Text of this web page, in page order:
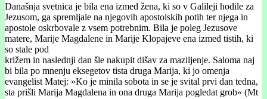
Današnja svetnica je bila ena izmed žena, ki so v Galileji hodile za
Jezusom, ga spremljale na njegovih apostolskih potih ter njega in
apostole oskrbovale z vsem potrebnim. Bila je poleg Jezusove
matere, Marije Magdalene in Marije Klopajeve ena izmed tistih, ki
so stale pod
križem in naslednji dan šle nakupit dišav za maziljenje. Saloma naj
bi bila po mnenju eksegetov tista druga Marija, ki jo omenja
evangelist Matej: »Ko je minila sobota in se je svital prvi dan tedna,
sta prišli Marija Magdalena in ona druga Marija pogledat grob« (Mt